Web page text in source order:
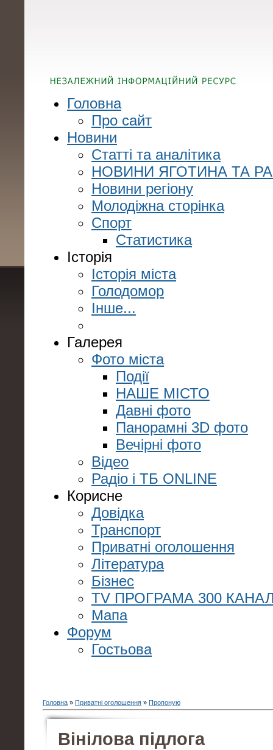
Головна
Про сайт
Новини
Статті та аналітика
НОВИНИ ЯГОТИНА ТА
Новини регіону
Молодіжна сторінка
Спорт
Статистика
Історія
Історія міста
Голодомор
Інше...
Галерея
Фото міста
Події
НАШЕ МІСТО
Давні фото
Панорамні 3D фото
Вечірні фото
Відео
Радіо і ТБ ONLINE
Корисне
Довідка
Транспорт
Приватні оголошення
Література
Бізнес
TV ПРОГРАМА 300
Мапа
Форум
Гостьова
Головна » Приватні оголошення » Пропоную
Вінілова підлога